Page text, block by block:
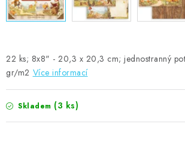
22 ks; 8x8" - 20,3 x 20,3 cm; jednostranný
gr/m2 Více informací
Skladem (3 ks)